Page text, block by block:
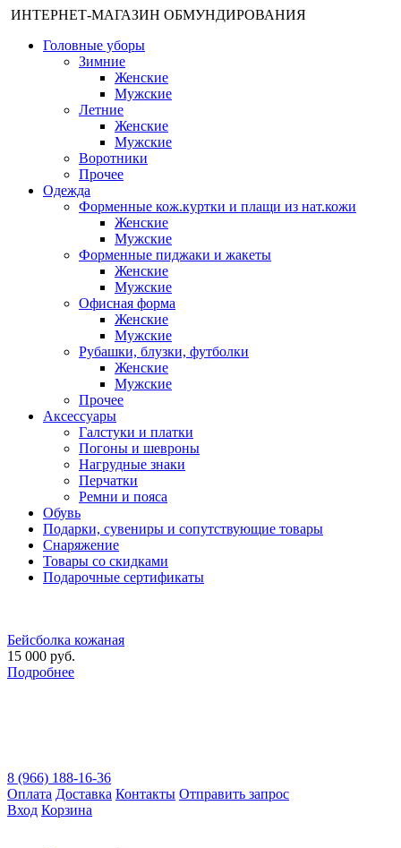
ИНТЕРНЕТ-МАГАЗИН ОБМУНДИРОВАНИЯ
Головные уборы
Зимние
Женские
Мужские
Летние
Женские
Мужские
Воротники
Прочее
Одежда
Форменные кож.куртки и плащи из нат.кожи
Женские
Мужские
Форменные пиджаки и жакеты
Женские
Мужские
Офисная форма
Женские
Мужские
Рубашки, блузки, футболки
Женские
Мужские
Прочее
Аксессуары
Галстуки и платки
Погоны и шевроны
Нагрудные знаки
Перчатки
Ремни и пояса
Обувь
Подарки, сувениры и сопутствующие товары
Снаряжение
Товары со скидками
Подарочные сертификаты
Бейсболка кожаная
15 000 руб.
Подробнее
8 (966) 188-16-36
Оплата Доставка Контакты Отправить запрос
Вход Корзина